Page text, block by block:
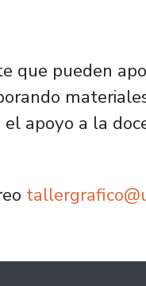
que pueden
apoyo a la